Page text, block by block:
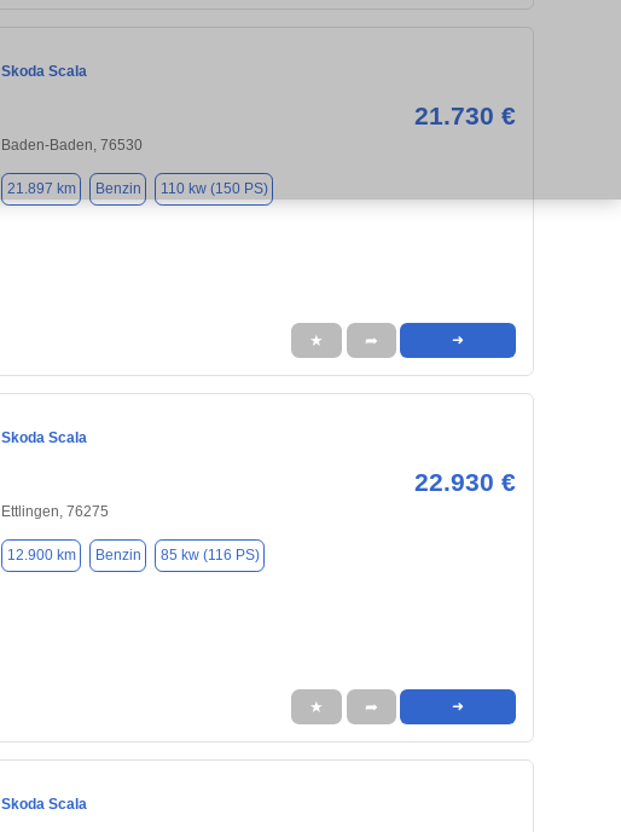
Skoda Scala
21.730 €
Baden-Baden, 76530
21.897 km Benzin 110 kw (150 PS)
★ ➦ ➜
Skoda Scala
22.930 €
Ettlingen, 76275
12.900 km Benzin 85 kw (116 PS)
★ ➦ ➜
Skoda Scala